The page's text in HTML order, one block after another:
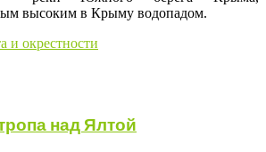
высоким в Крыму водопадом.
и окрестности
над Ялтой